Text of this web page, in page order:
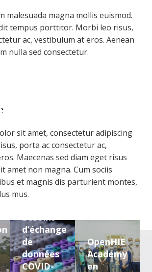
malesuada magna mollis euismod.
tempus porttitor. Morbi leo risus,
ac, vestibulum at eros. Aenean
nulla sed consectetur.
sit amet, consectetur adipiscing
porta ac consectetur ac,
Maecenas sed diam eget risus
amet non magna. Cum sociis
et magnis dis parturient montes,
mus.Soutenir
besoins
d’échange
de
données
COVID-
OpenHIE
Academy
en